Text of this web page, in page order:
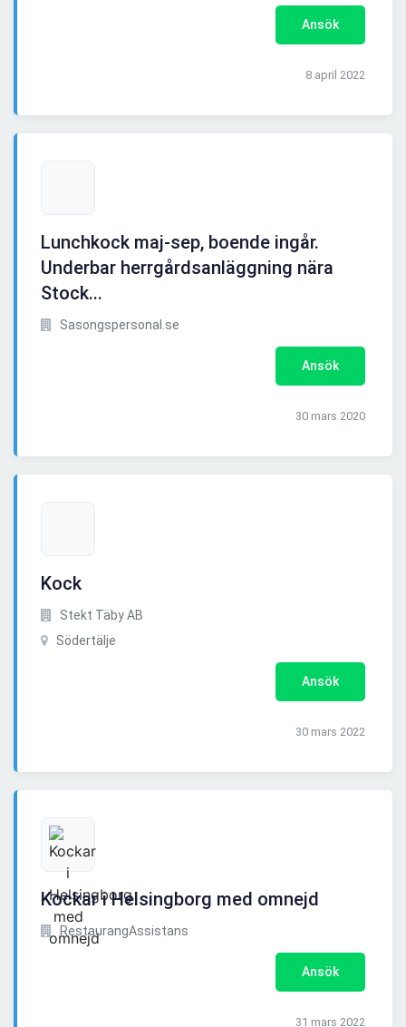
Ansök
8 april 2022
Lunchkock maj-sep, boende ingår.
Underbar herrgårdsanläggning nära
Stock...
Sasongspersonal.se
Ansök
30 mars 2020
Kock
Stekt Täby AB
Södertälje
Ansök
30 mars 2022
Kockar i Helsingborg med omnejd
RestaurangAssistans
Ansök
31 mars 2022